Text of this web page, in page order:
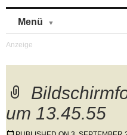
Menü
um 13.45.55